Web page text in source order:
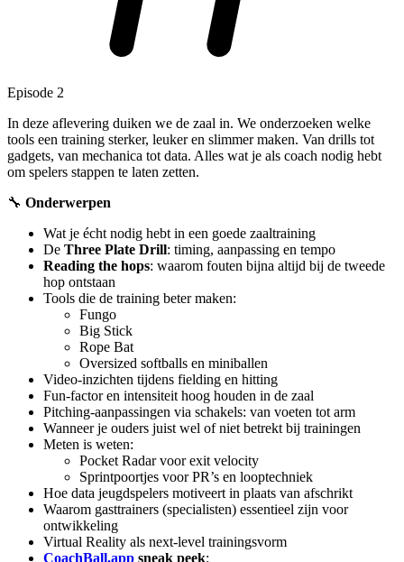
Episode 2
In deze aflevering duiken we de zaal in. We onderzoeken welke
tools een training sterker, leuker en slimmer maken. Van drills tot
gadgets, van mechanica tot data. Alles wat je als coach nodig hebt
om spelers stappen te laten zetten.
🔧 Onderwerpen
Wat je écht nodig hebt in een goede zaaltraining
De Three Plate Drill: timing, aanpassing en tempo
Reading the hops: waarom fouten bijna altijd bij de tweede
hop ontstaan
Tools die de training beter maken:
Fungo
Big Stick
Rope Bat
Oversized softballs en miniballen
Video-inzichten tijdens fielding en hitting
Fun-factor en intensiteit hoog houden in de zaal
Pitching-aanpassingen via schakels: van voeten tot arm
Wanneer je ouders juist wel of niet betrekt bij trainingen
Meten is weten:
Pocket Radar voor exit velocity
Sprintpoortjes voor PR’s en looptechniek
Hoe data jeugdspelers motiveert in plaats van afschrikt
Waarom gasttrainers (specialisten) essentieel zijn voor
ontwikkeling
Virtual Reality als next-level trainingsvorm
CoachBall.app sneak peek: